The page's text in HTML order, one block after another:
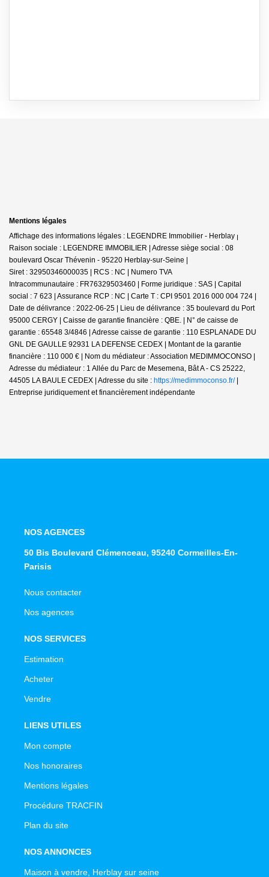
Mentions légales
Affichage des informations légales : LEGENDRE Immobilier - Herblay |
Raison sociale : LEGENDRE IMMOBILIER | Adresse siège social : 08
boulevard Oscar Thévenin - 95220 Herblay-sur-Seine |
Siret : 32950346000035 | RCS : NC | Numero TVA
Intracommunautaire : FR76329503460 | Forme juridique : SAS | Capital
social : 7 623 | Assurance RCP : NC | Carte T : CPI 9501 2016 000 004 724 |
Date de délivrance : 2022-06-25 | Lieu de délivrance : 35 boulevard du Port
95000 CERGY | Caisse de garantie financière : QBE. | N° de caisse de
garantie : 65548 3/4846 | Adresse caisse de garantie : 110 ESPLANADE DU
GNL DE GAULLE 92931 LA DEFENSE CEDEX | Montant de la garantie
financière : 110 000 € | Nom du médiateur : Association MEDIMMOCONSO |
Adresse du médiateur : 1 Allée du Parc de Mesemena, Bât A - CS 25222,
44505 LA BAULE CEDEX | Adresse du site : https://medimmoconso.fr/|
Entreprise juridiquement et financièrement indépendante
NOS AGENCES
50 Bis Boulevard Clémenceau, 95240 Cormeilles-En-
Parisis
Nous contacter
Nos agences
NOS SERVICES
Estimation
Acheter
Vendre
LIENS UTILES
Mon compte
Nos honoraires
Mentions légales
Procédure TRACFIN
Plan du site
NOS ANNONCES
Maison à vendre, Herblay sur seine